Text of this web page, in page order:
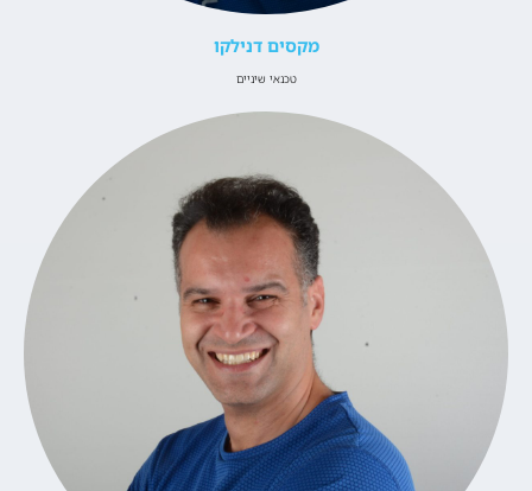
מקסים דנילקו
טכנאי שיניים